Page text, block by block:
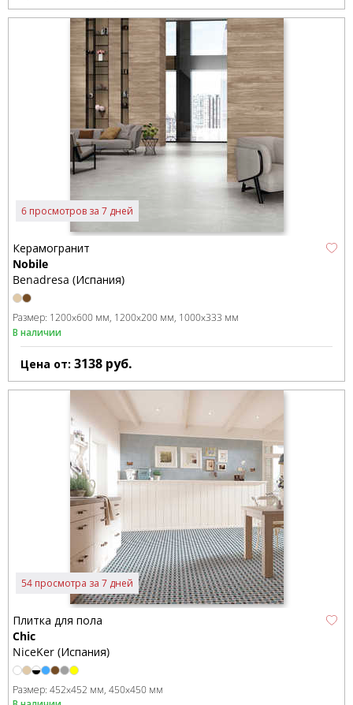
6 просмотров за 7 дней
Керамогранит
Nobile
Benadresa (Испания)
Размер: 1200x600 мм 1200x200 мм 1000x333 мм
В наличии
Цена от: 3138 руб.
54 просмотра за 7 дней
Плитка для пола
Chic
NiceKer (Испания)
Размер: 452x452 мм 450x450 мм